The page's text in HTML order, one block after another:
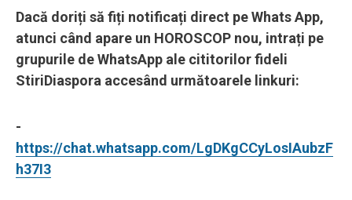
Dacă doriți să fiți notificați direct pe Whats App,
atunci când apare un HOROSCOP nou, intrați pe
grupurile de WhatsApp ale cititorilor fideli
StiriDiaspora accesând următoarele linkuri:
-
https://chat.whatsapp.com/LgDKgCCyLosIAubzF
h37I3